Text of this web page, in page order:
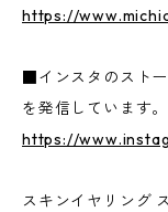
https://
■インスタのスト
を発信しています。
https://
スキンイヤリング